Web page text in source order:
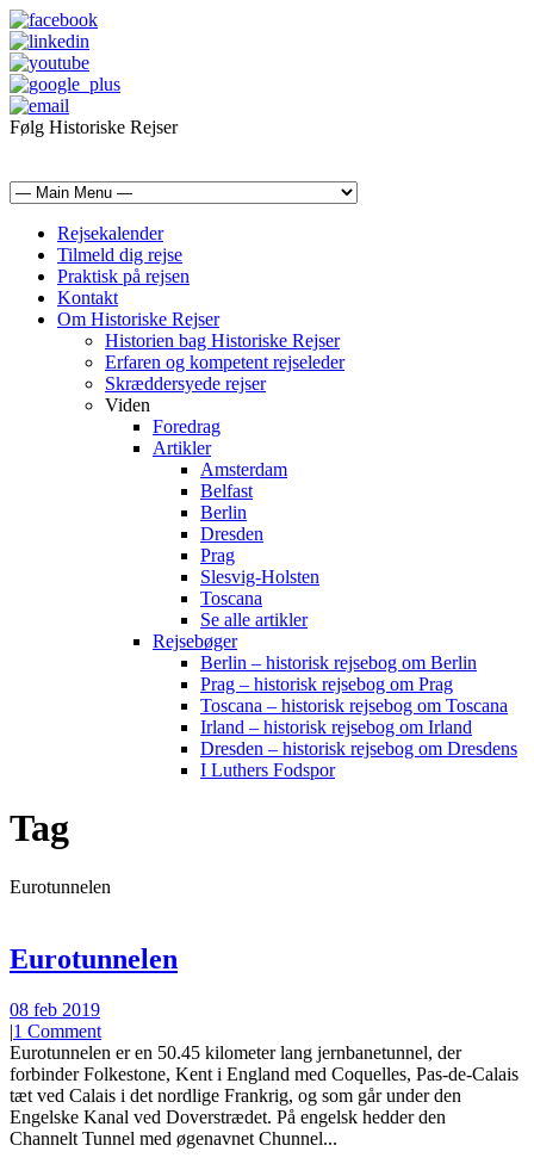
Følg Historiske Rejser
Rejsekalender
Tilmeld dig rejse
Praktisk på rejsen
Kontakt
Om Historiske Rejser
Historien bag Historiske Rejser
Erfaren og kompetent rejseleder
Skræddersyede rejser
Viden
Foredrag
Artikler
Amsterdam
Belfast
Berlin
Dresden
Prag
Slesvig-Holsten
Toscana
Se alle artikler
Rejsebøger
Berlin – historisk rejsebog om Berlin
Prag – historisk rejsebog om Prag
Toscana – historisk rejsebog om Toscana
Irland – historisk rejsebog om Irland
Dresden – historisk rejsebog om Dresdens
I Luthers Fodspor
Tag
Eurotunnelen
Eurotunnelen
08 feb 2019
|1 Comment
Eurotunnelen er en 50.45 kilometer lang jernbanetunnel, der
forbinder Folkestone, Kent i England med Coquelles, Pas-de-Calais
tæt ved Calais i det nordlige Frankrig, og som går under den
Engelske Kanal ved Doverstrædet. På engelsk hedder den
Channelt Tunnel med øgenavnet Chunnel...